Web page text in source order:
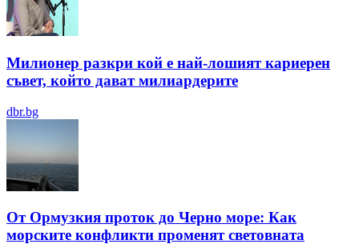
Милионер разкри кой е най-лошият кариерен
съвет, който дават милиардерите
dbr.bg
От Ормузкия проток до Черно море: Как
морските конфликти променят световната